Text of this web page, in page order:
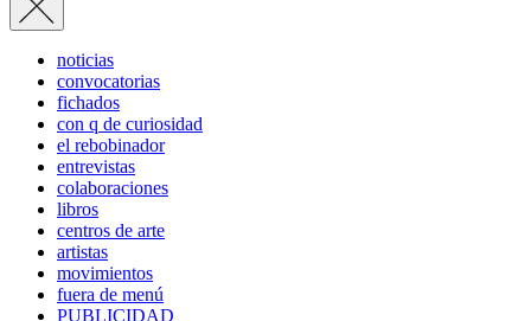
noticias
convocatorias
fichados
con q de curiosidad
el rebobinador
entrevistas
colaboraciones
libros
centros de arte
artistas
movimientos
fuera de menú
PUBLICIDAD